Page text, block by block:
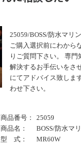
25059/BOSS/防水マリ
ご購入選択前にわから
りご質問下さい。 専
解決するお手伝いをさ
にてアドバイス致しま
わせ下さい。
商品番号：
25059
商品名：
BOSS/防水マ
型 式：
MR60W